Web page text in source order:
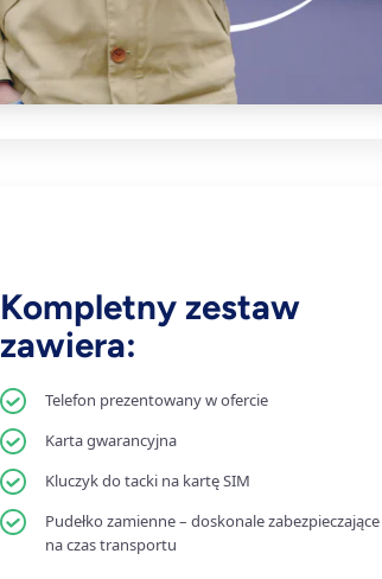
Kompletny zestaw
zawiera:
Telefon prezentowany w ofercie
Karta gwarancyjna
Kluczyk do tacki na kartę SIM
Pudełko zamienne – doskonale
na czas transportu